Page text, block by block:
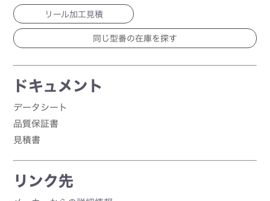
リール加工見積
ドキュメント
データシート
品質保証書
見積書
リンク先